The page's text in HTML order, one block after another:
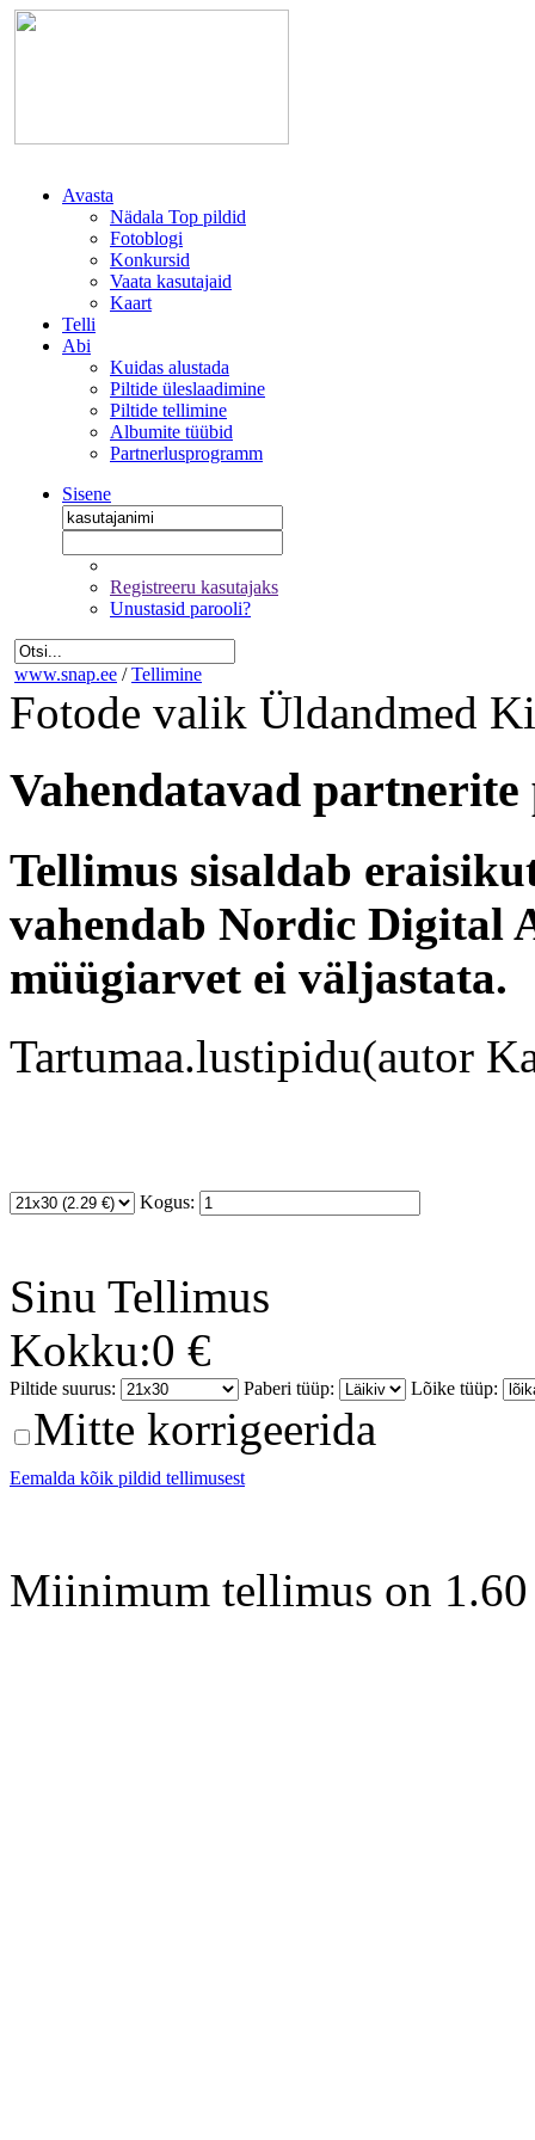
Avasta
Nädala Top pildid
Fotoblogi
Konkursid
Vaata kasutajaid
Kaart
Telli
Abi
Kuidas alustada
Piltide üleslaadimine
Piltide tellimine
Albumite tüübid
Partnerlusprogramm
Sisene
Registreeru kasutajaks
Unustasid parooli?
www.snap.ee / Tellimine
Fotode valik Üldandmed
Vahendatavad
Tellimus sisaldab
vahendab Nordic Digital
müügiarvet ei väljastata.
Tartumaa.lustipidu(autor
Kogus:
Sinu Tellimus
Kokku:0 €
Piltide suurus: Paberi tüüp: Lõike tüüp:
Mitte korrigeerida
Eemalda kõik pildid tellimusest
Miinimum tellimus on